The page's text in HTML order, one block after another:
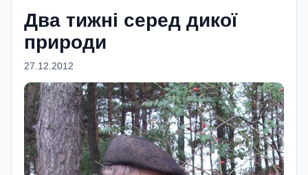
Два тижні серед дикої
природи
27.12.2012